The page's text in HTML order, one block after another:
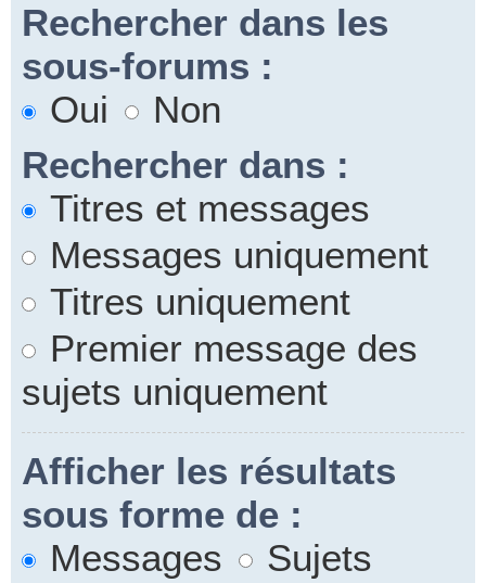
Rechercher dans les
sous-forums :
Oui
Non
Rechercher dans :
Titres et messages
Messages uniquement
Titres uniquement
Premier message des
sujets uniquement
Afficher les résultats
sous forme de :
Messages
Sujets